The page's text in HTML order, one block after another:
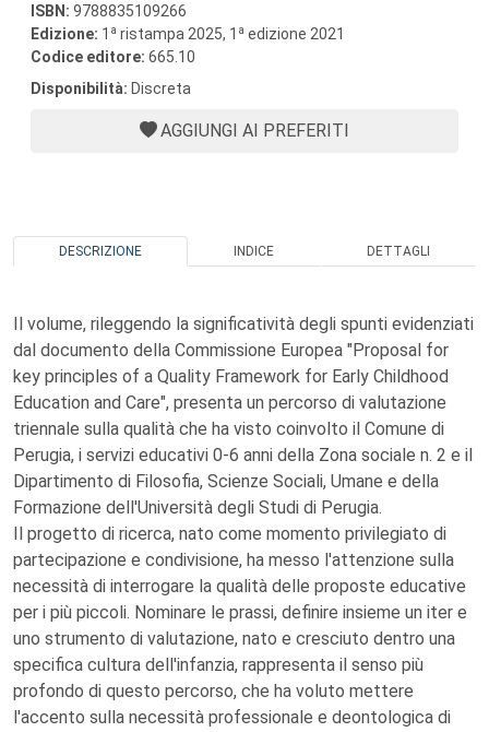
ISBN: 9788835109266
Edizione: 1 a ristampa 2025, 1 a edizione 2021
Codice editore: 665.10
Disponibilità: Discreta
AGGIUNGI AI PREFERITI
DESCRIZIONE INDICE DETTAGLI
Il volume, rileggendo la significatività degli spunti evidenziati
dal documento della Commissione Europea "Proposal for
key principles of a Quality Framework for Early Childhood
Education and Care", presenta un percorso di valutazione
triennale sulla qualità che ha visto coinvolto il Comune di
Perugia, i servizi educativi 0-6 anni della Zona sociale n. 2 e il
Dipartimento di Filosofia, Scienze Sociali, Umane e della
Formazione dell'Università degli Studi di Perugia.
Il progetto di ricerca, nato come momento privilegiato di
partecipazione e condivisione, ha messo l'attenzione sulla
necessità di interrogare la qualità delle proposte educative
per i più piccoli. Nominare le prassi, definire insieme un iter e
uno strumento di valutazione, nato e cresciuto dentro una
specifica cultura dell'infanzia, rappresenta il senso più
profondo di questo percorso, che ha voluto mettere
l'accento sulla necessità professionale e deontologica di